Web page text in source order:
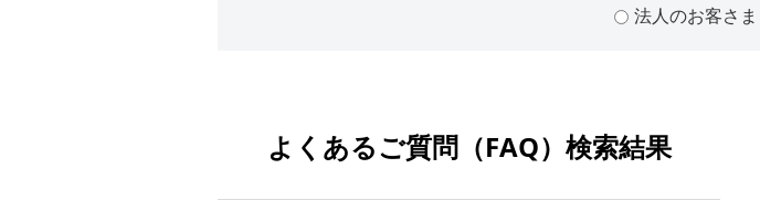
法人のお客さま
よくあるご質問（FAQ）検索結果